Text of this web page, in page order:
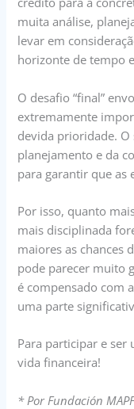
muita análise,
levar em
horizonte de tempo
O desafio “final”
extremamente
devida prioridade. O
planejamento e da
para garantir que as
Por isso, quanto
mais disciplinada
maiores as chances
pode parecer muito
é compensado com
uma parte
Para participar e ser
vida financeira!
* Por Fundación